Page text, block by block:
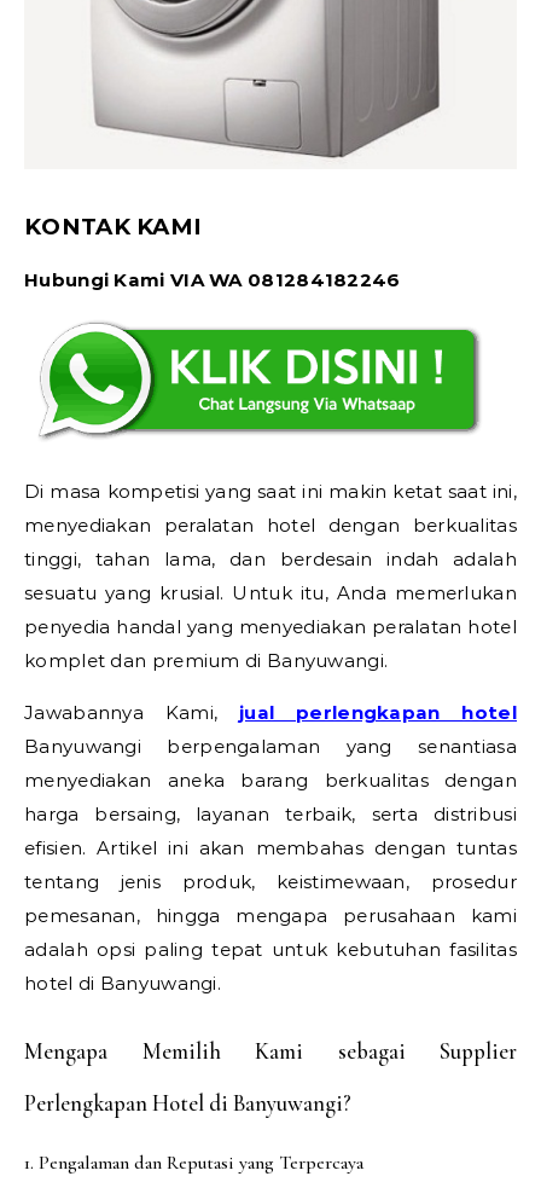
KONTAK KAMI
Hubungi Kami VIA WA 081284182246
Di masa kompetisi yang saat ini makin ketat saat ini,
menyediakan peralatan hotel dengan berkualitas
tinggi, tahan lama, dan berdesain indah adalah
sesuatu yang krusial. Untuk itu, Anda memerlukan
penyedia handal yang menyediakan peralatan hotel
komplet dan premium di Banyuwangi.
Jawabannya Kami, jual perlengkapan hotel
Banyuwangi berpengalaman yang senantiasa
menyediakan aneka barang berkualitas dengan
harga bersaing, layanan terbaik, serta distribusi
efisien. Artikel ini akan membahas dengan tuntas
tentang jenis produk, keistimewaan, prosedur
pemesanan, hingga mengapa perusahaan kami
adalah opsi paling tepat untuk kebutuhan fasilitas
hotel di Banyuwangi.
Mengapa Memilih Kami sebagai Supplier
Perlengkapan Hotel di Banyuwangi?
1. Pengalaman dan Reputasi yang Terpercaya